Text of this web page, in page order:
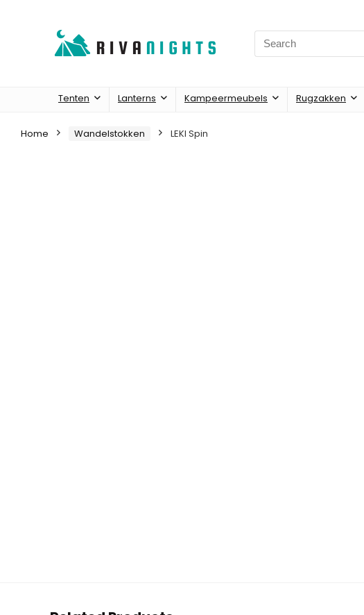
Search
for:
Tenten Lanterns Kampeermeubels Rugzakken
Home Wandelstokken LEKI Spin